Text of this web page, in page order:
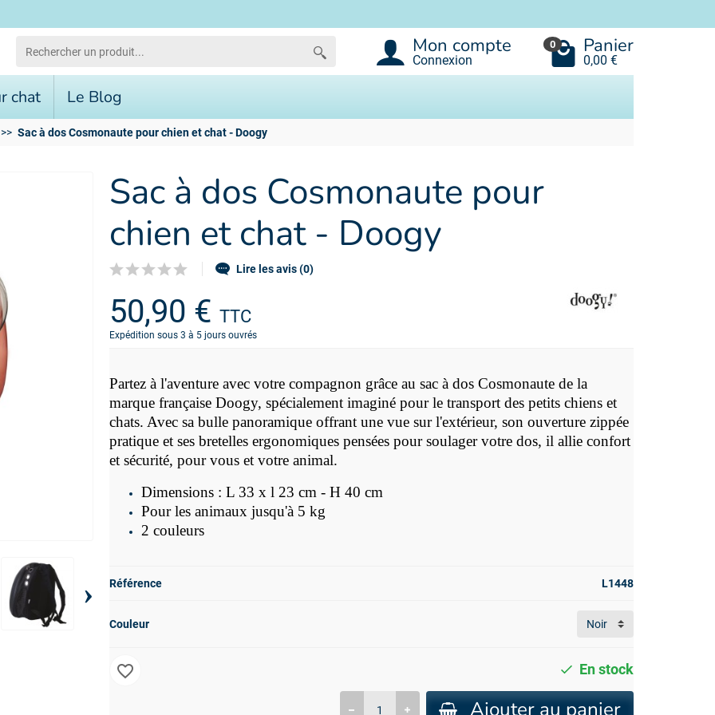
Mon compte
Connexion
0 Panier
0,00 €
chat Le Blog
Sac à dos Cosmonaute pour chien et chat - Doogy
›
Sac à dos Cosmonaute pour
chien et chat - Doogy
Lire les avis (0)
50,90 €TTC
Expédition sous 3 à 5 jours ouvrés
Partez à l'aventure avec votre compagnon grâce au sac à dos Cosmonaute de la
marque française Doogy, spécialement imaginé pour le transport des petits chiens et
chats. Avec sa bulle panoramique offrant une vue sur l'extérieur, son ouverture zippée
pratique et ses bretelles ergonomiques pensées pour soulager votre dos, il allie confort
et sécurité, pour vous et votre animal.
Dimensions : L 33 x l 23 cm - H 40 cm
Pour les animaux jusqu'à 5 kg
2 couleurs
Référence L1448
Couleur
En stock
favorite_border